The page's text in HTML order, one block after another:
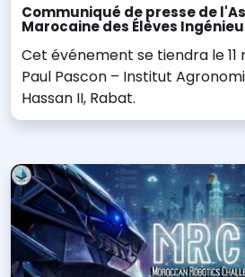
Communiqué de presse de
Marocaine des Élèves
Cet événement se tiendra le 11
Paul Pascon – Institut
Hassan II, Rabat.